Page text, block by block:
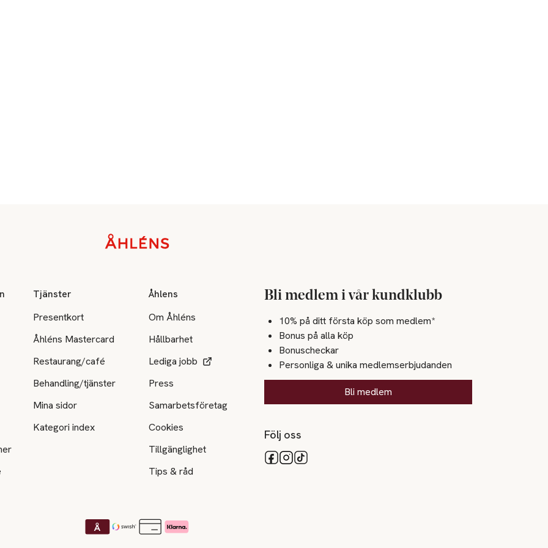
Tjänster
Presentkort
Åhléns Mastercard
Restaurang/café
Behandling/tjänster
Mina sidor
Kategori index
Åhlens
Om Åhléns
Hållbarhet
Lediga jobb
Press
Samarbetsföretag
Cookies
Tillgänglighet
Tips & råd
Bli medlem i vår kundklubb
10% på ditt första köp som medlem*
Bonus på alla köp
Bonuscheckar
Personliga & unika medlemserbjudanden
Bli medlem
Följ oss